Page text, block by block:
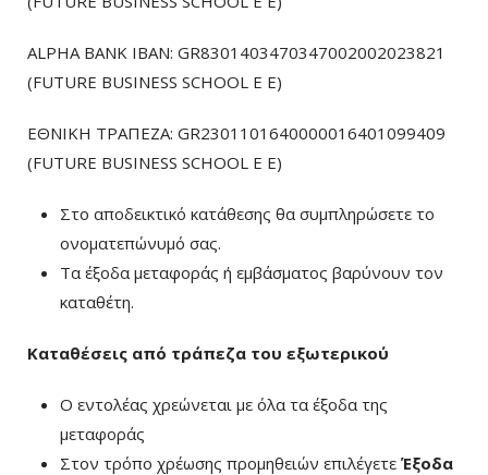
ALPHA BANK IBAN: GR8301403470347002002023821
(FUTURE BUSINESS SCHOOL E E)
ΕΘΝΙΚΗ ΤΡΑΠΕΖΑ: GR2301101640000016401099409
(FUTURE BUSINESS SCHOOL E E)
Στο αποδεικτικό κατάθεσης θα συμπληρώσετε το
ονοματεπώνυμό σας.
Τα έξοδα μεταφοράς ή εμβάσματος βαρύνουν τον
καταθέτη.
Καταθέσεις από τράπεζα του εξωτερικού
Ο εντολέας χρεώνεται με όλα τα έξοδα της
μεταφοράς
Στον τρόπο χρέωσης προμηθειών επιλέγετε Έξοδα